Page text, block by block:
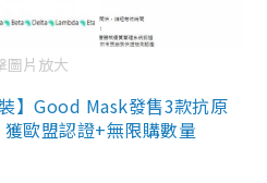
圖片放大
】Good Mask發售3款抗原
歐盟認證+無限購數量